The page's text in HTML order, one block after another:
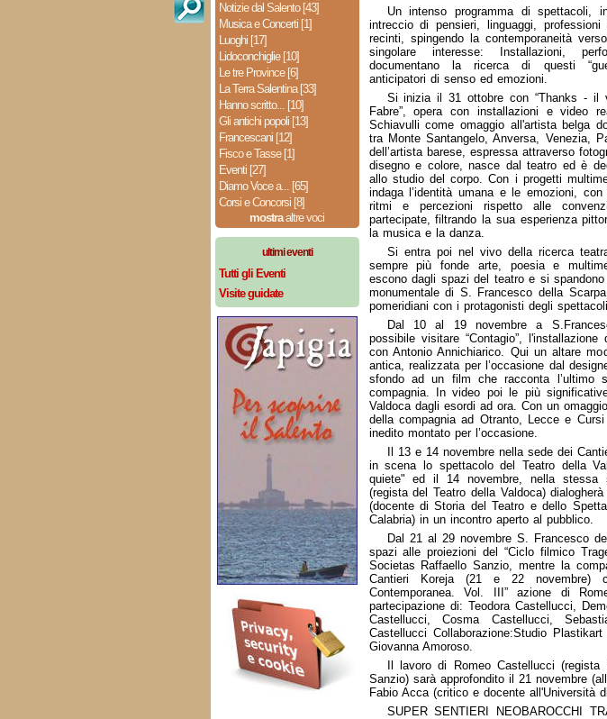
Notizie dal Salento [43]
Musica e Concerti [1]
Luoghi [17]
Lidoconchiglie [10]
Le tre Province [6]
La Terra Salentina [33]
Hanno scritto... [10]
Gli antichi popoli [13]
Francescani [12]
Fisco e Tasse [1]
Eventi [27]
Diamo Voce a... [65]
Corsi e Concorsi [8]
mostraaltre voci
ultimi eventi
Tutti gli Eventi
Visite guidate
Un intenso programma di spettacoli,
intreccio di pensieri, linguaggi,
recinti, spingendo la contemporaneità
singolare interesse: Installazioni,
documentano la ricerca di questi
anticipatori di senso ed emozioni.
Si inizia il 31 ottobre con “Thanks - il
Fabre”, opera con installazioni e video
Schiavulli come omaggio all'artista belga
tra Monte Santangelo, Anversa, Venezia,
dell’artista barese, espressa attraverso
disegno e colore, nasce dal teatro ed è
allo studio del corpo. Con i progetti
indaga l’identità umana e le emozioni,
ritmi e percezioni rispetto alle
partecipate, filtrando la sua esperienza
la musica e la danza.
Si entra poi nel vivo della ricerca
sempre più fonde arte, poesia e
escono dagli spazi del teatro e si
monumentale di S. Francesco della
pomeridiani con i protagonisti degli
Dal 10 al 19 novembre a
possibile visitare “Contagio”,
con Antonio Annichiarico. Qui un altare
antica, realizzata per l’occasione dal
sfondo ad un film che racconta l’ultimo
compagnia. In video poi le più
Valdoca dagli esordi ad ora. Con un
della compagnia ad Otranto, Lecce e
inedito montato per l’occasione.
Il 13 e 14 novembre nella sede dei
in scena lo spettacolo del Teatro della
quiete" ed il 14 novembre, nella stessa
(regista del Teatro della Valdoca)
(docente di Storia del Teatro e dello
Calabria) in un incontro aperto al pubblico.
Dal 21 al 29 novembre S. Francesco
spazi alle proiezioni del “Ciclo filmico
Societas Raffaello Sanzio, mentre la
Cantieri Koreja (21 e 22 novembre)
Contemporanea. Vol. III” azione di
partecipazione di: Teodora Castellucci,
Castellucci, Cosma Castellucci,
Castellucci Collaborazione:Studio
Giovanna Amoroso.
Il lavoro di Romeo Castellucci
Sanzio) sarà approfondito il 21 novembre
Fabio Acca (critico e docente all'Università
SUPER SENTIERI NEOBAROCCHI